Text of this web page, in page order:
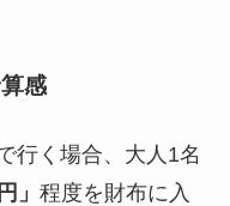
感
行く場合、大人1名
」 程度を財布に入